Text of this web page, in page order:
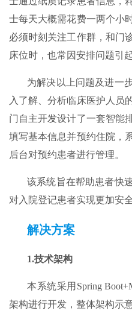
士每天大概需花费一两个小
必须时刻关注工作群，和门
床位时，也常因安排问题引
为解决以上问题及进一
入了解、分析临床医护人员
门自主开发设计了一套智能
填写基本信息并预约住院，
后台对预约患者进行管理。
该系统旨在帮助患者快
对入院登记患者实现更加安
解决方案
1.技术架构
本系统采用Spring
架构进行开发，整体架构示